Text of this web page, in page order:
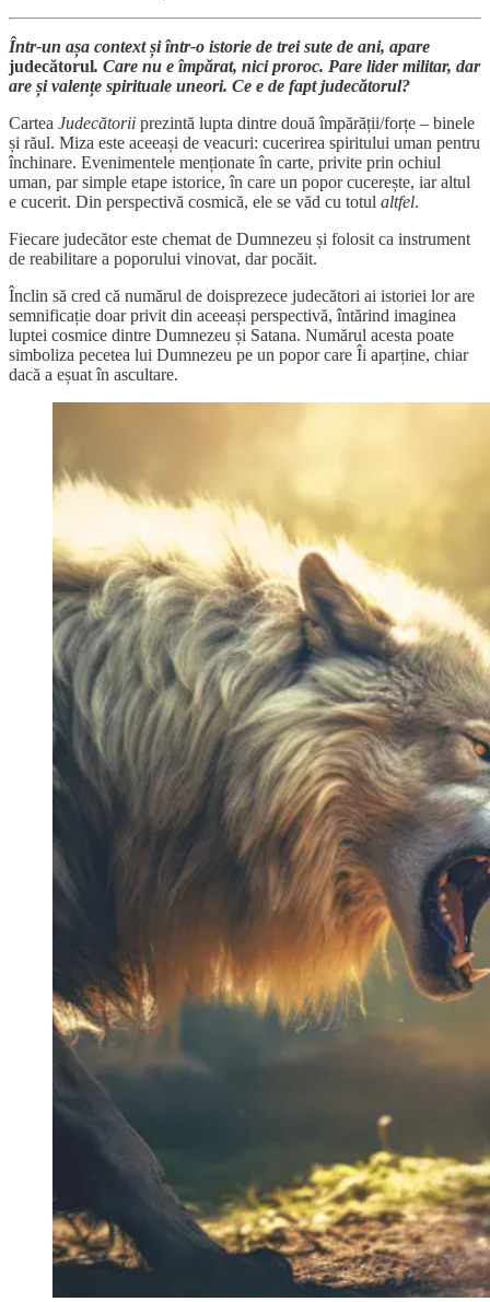
Într-un așa context și într-o istorie de trei sute de ani, apare
judecătorul. Care nu e împărat, nici proroc. Pare lider militar, dar
are și valențe spirituale uneori. Ce e de fapt judecătorul?
Cartea Judecătorii prezintă lupta dintre două împărății/forțe – binele
și răul. Miza este aceeași de veacuri: cucerirea spiritului uman pentru
închinare. Evenimentele menționate în carte, privite prin ochiul
uman, par simple etape istorice, în care un popor cucerește, iar altul
e cucerit. Din perspectivă cosmică, ele se văd cu totul altfel.
Fiecare judecător este chemat de Dumnezeu și folosit ca instrument
de reabilitare a poporului vinovat, dar pocăit.
Înclin să cred că numărul de doisprezece judecători ai istoriei lor are
semnificație doar privit din aceeași perspectivă, întărind imaginea
luptei cosmice dintre Dumnezeu și Satana. Numărul acesta poate
simboliza pecetea lui Dumnezeu pe un popor care Îi aparține, chiar
dacă a eșuat în ascultare.